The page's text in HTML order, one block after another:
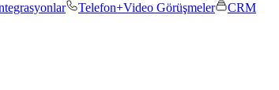
Telefon+Video Görüşmeler
CRM